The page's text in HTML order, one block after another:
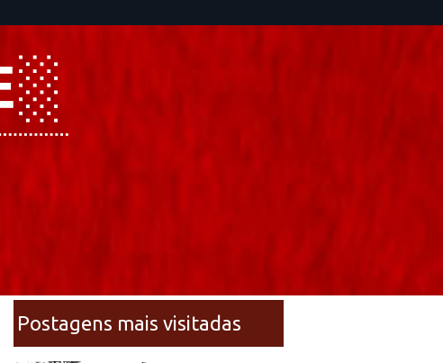
Postagens mais visitadas